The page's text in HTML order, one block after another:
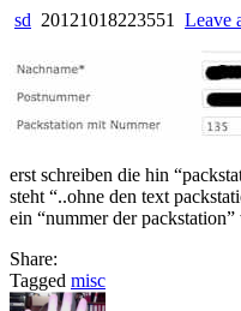
sd 20121018223551 Leave
erst schreiben die hin
steht “..ohne den text
ein “nummer der
Share:
Tagged misc